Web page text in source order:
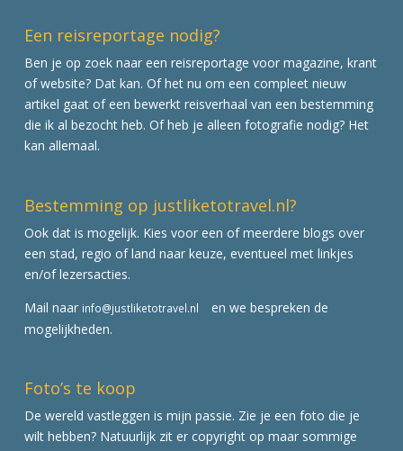
Een reisreportage nodig?
Ben je op zoek naar een reisreportage voor magazine, krant
of website? Dat kan. Of het nu om een compleet nieuw
artikel gaat of een bewerkt reisverhaal van een bestemming
die ik al bezocht heb. Of heb je alleen fotografie nodig? Het
kan allemaal.
Bestemming op justliketotravel.nl?
Ook dat is mogelijk. Kies voor een of meerdere blogs over
een stad, regio of land naar keuze, eventueel met linkjes
en/of lezersacties.
Mail naar info@justliketotravel.nl
en we bespreken de
mogelijkheden.
Foto’s te koop
De wereld vastleggen is mijn passie. Zie je een foto die je
wilt hebben? Natuurlijk zit er copyright op maar sommige